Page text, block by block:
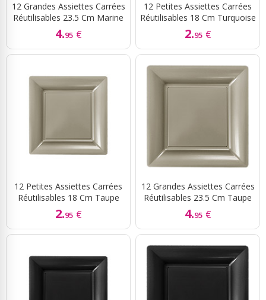
12 Grandes Assiettes Carrées
Réutilisables 23.5 Cm Marine
4.95 €
12 Petites Assiettes Carrées
Réutilisables 18 Cm Turquoise
2.95 €
12 Petites Assiettes Carrées
Réutilisables 18 Cm Taupe
2.95 €
12 Grandes Assiettes Carrées
Réutilisables 23.5 Cm Taupe
4.95 €